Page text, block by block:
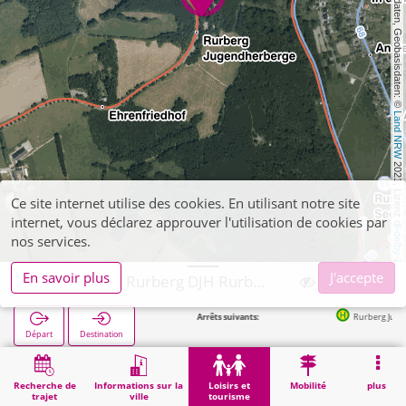
, Kartendaten, Geobasisdaten: ©
Land NRW
2021, Lizenz
dl-de/by-2-0
Recherche de
trajet
Informations sur la
ville
Loisirs et
tourisme
Mobilité plus
Départ Destination
Rurberg Jugendherberge in
Démarrage Loisirs et tourisme Simmerath, Rurberg DJH Rurberg
Ce site internet utilise des cookies. En utilisant notre site
internet, vous déclarez approuver l'utilisation de cookies par
nos services.
En savoir plus
J'accepte